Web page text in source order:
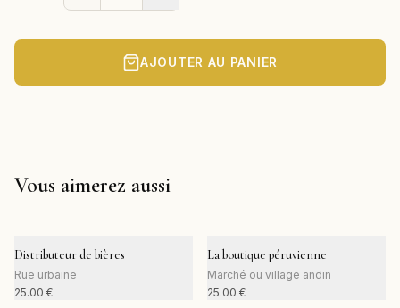
AJOUTER AU PANIER
Vous aimerez aussi
Distributeur de bières
Rue urbaine
25.00 €
La boutique péruvienne
Marché ou village andin
25.00 €